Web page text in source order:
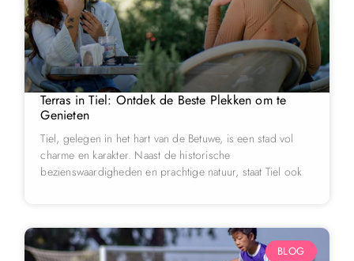
Terras in Tiel: Ontdek de Beste Plekken om te
Genieten
Tiel, gelegen in het hart van de Betuwe, is een stad vol
charme en karakter. Naast de historische
bezienswaardigheden en prachtige natuur, staat Tiel ook
BLOG